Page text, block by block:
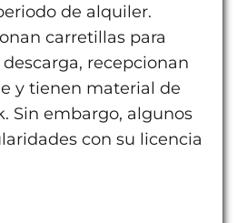
de alquiler.
carretillas para
recepcionan
y tienen material de
Sin embargo, algunos
con su licencia